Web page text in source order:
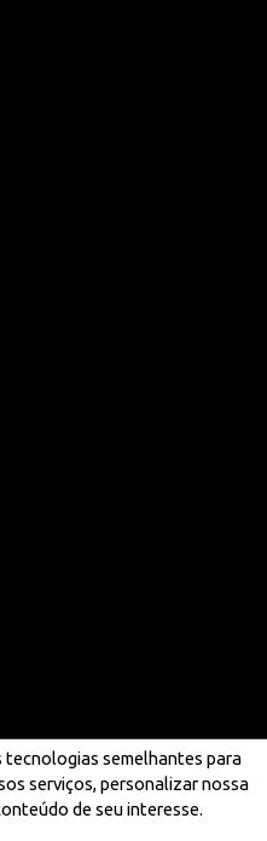
semelhantes para
serviços, personalizar nossa
de seu interesse.